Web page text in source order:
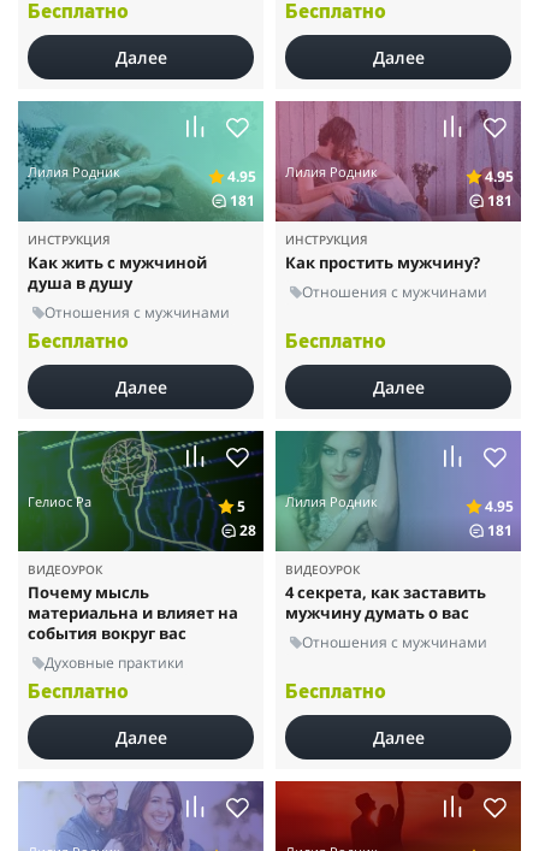
Бесплатно
Далее
Бесплатно
Далее
Лилия Родник
4.95
181
ИНСТРУКЦИЯ
Как жить с мужчиной
душа в душу
Отношения с мужчинами
Бесплатно
Далее
Лилия Родник
4.95
181
ИНСТРУКЦИЯ
Как простить мужчину?
Отношения с мужчинами
Бесплатно
Далее
Гелиос Ра
5
28
ВИДЕОУРОК
Почему мысль
материальна и влияет на
события вокруг вас
Духовные практики
Бесплатно
Далее
Лилия Родник
4.95
181
ВИДЕОУРОК
4 секрета, как заставить
мужчину думать о вас
Отношения с мужчинами
Бесплатно
Далее